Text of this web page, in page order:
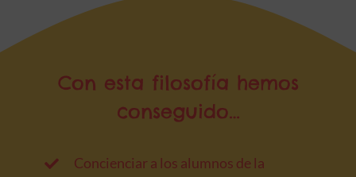
Con esta filosofía hemos
conseguido…
Concienciar a los alumnos de la